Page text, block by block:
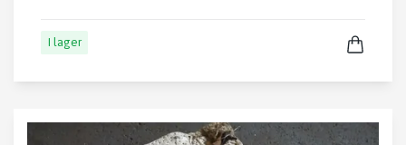
I lager